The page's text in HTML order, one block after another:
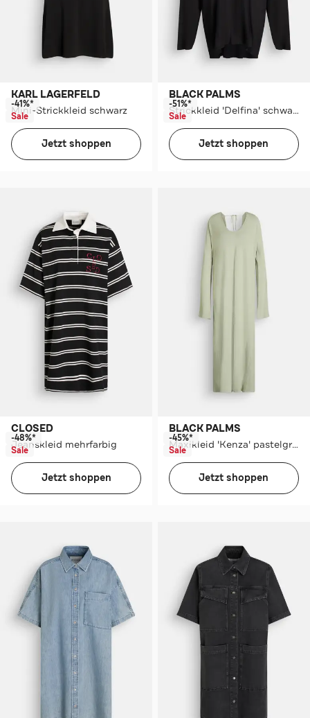
KARL LAGERFELD
Mini-Strickkleid schwarz
-41%*
Sale
Jetzt shoppen
BLACK PALMS
Strickkleid 'Delfina' schwarz
-51%*
Sale
Jetzt shoppen
CLOSED
Jeanskleid mehrfarbig
-48%*
Sale
Jetzt shoppen
BLACK PALMS
Maxikleid 'Kenza' pastelgrün
-45%*
Sale
Jetzt shoppen